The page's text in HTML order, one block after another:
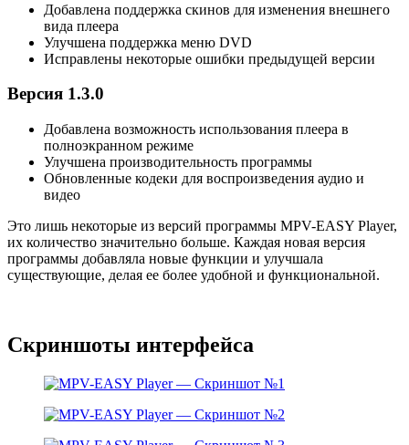
Добавлена поддержка скинов для изменения внешнего
вида плеера
Улучшена поддержка меню DVD
Исправлены некоторые ошибки предыдущей версии
Версия 1.3.0
Добавлена возможность использования плеера в
полноэкранном режиме
Улучшена производительность программы
Обновленные кодеки для воспроизведения аудио и
видео
Это лишь некоторые из версий программы MPV-EASY Player,
их количество значительно больше. Каждая новая версия
программы добавляла новые функции и улучшала
существующие, делая ее более удобной и функциональной.
Скриншоты интерфейса